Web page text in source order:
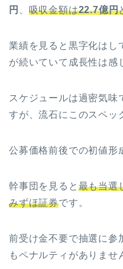
円
吸収金額は22.7億円
業績を見ると黒字化はし
が続いていて成長性は感
スケジュールは過密気味
すが、流石にこのスペッ
公募価格前後での初値形
幹事団を見ると 最も当選
みずほ証券です。
前受け金不要で抽選に参
もペナルティがありませ